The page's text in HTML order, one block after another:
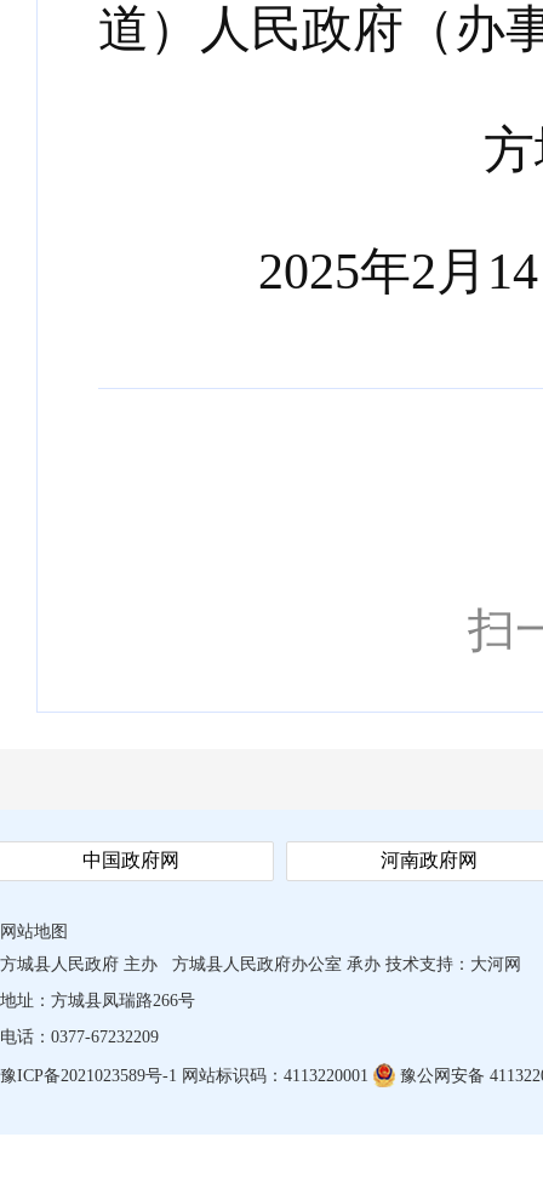
道）人民政府（办
方城县
2025年2月14
扫
中国政府网 河南政府网
网站地图
方城县人民政府 主办
方城县人民政府办公室 承办 技术支持： 大河网
地址：方城县凤瑞路266号
电话：0377-67232209
豫ICP备2021023589号-1 网站标识码：4113220001 豫公网安备